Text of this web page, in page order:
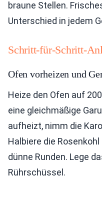
braune Stellen.
Unterschied in jedem
Schritt-für-Schritt-
Ofen vorheizen und
Heize den Ofen auf
eine gleichmäßige
aufheizt, nimm die
Halbiere die
dünne Runden. Lege
Rührschüssel.